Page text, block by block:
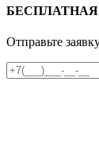
Отправьте